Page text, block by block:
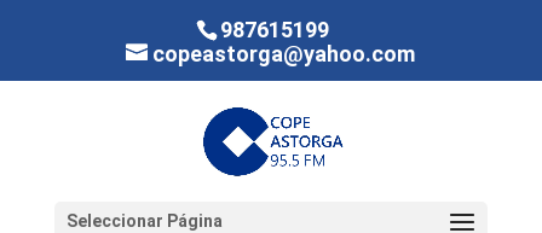
987615199
copeastorga@yahoo.com
Seleccionar Página